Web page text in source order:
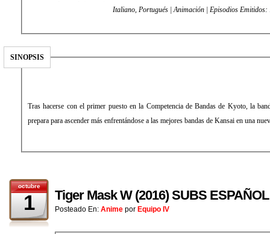
Italiano, Portugués | Animación | Episodios Emitidos:
SINOPSIS
Tras hacerse con el primer puesto en la Competencia de Bandas de Kyoto, la
prepara para ascender más enfrentándose a las mejores bandas de Kansai en una
octubre
1 Tiger Mask W (2016) SUBS ESPAÑOL
Posteado En: Anime por Equipo IV